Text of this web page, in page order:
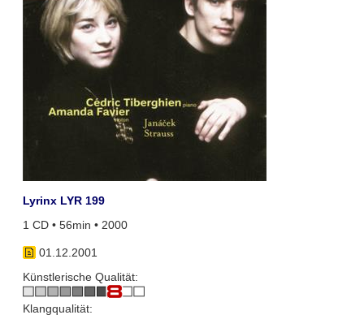
Lyrinx LYR 199
1 CD • 56min • 2000
01.12.2001
Künstlerische Qualität:
Klangqualität: